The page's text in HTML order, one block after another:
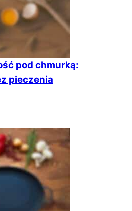
pod chmurką:
pieczenia